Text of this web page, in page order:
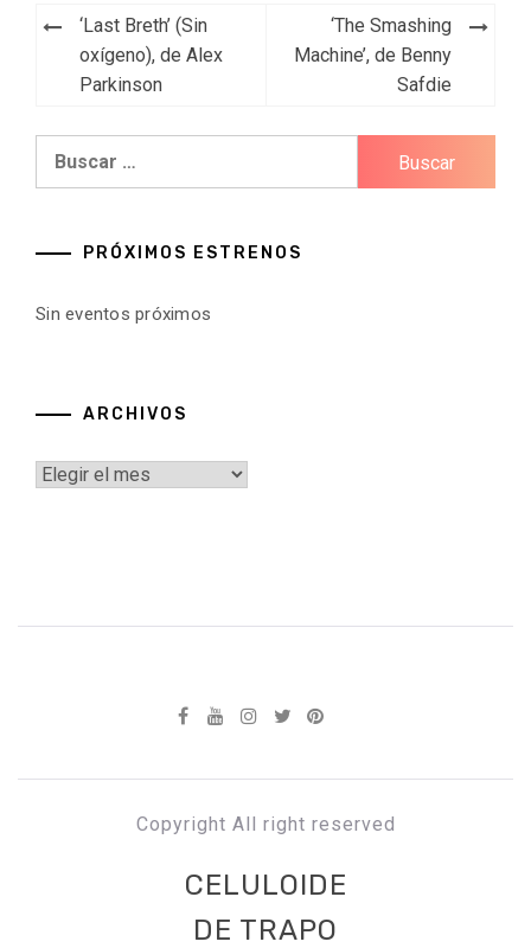
Navegación
entradas
‘Last Breth’ (Sin
oxígeno), de Alex
Parkinson
‘The Smashing
Machine’, de Benny
Safdie
PRÓXIMOS ESTRENOS
Sin eventos próximos
ARCHIVOS
Archivos
Copyright All right reserved
CELULOIDE
DE TRAPO